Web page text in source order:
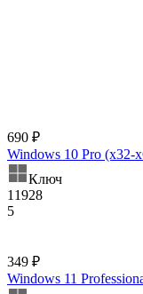
690 ₽
Windows 10 Pro (x32-
Ключ
11928
5
349 ₽
Windows 11